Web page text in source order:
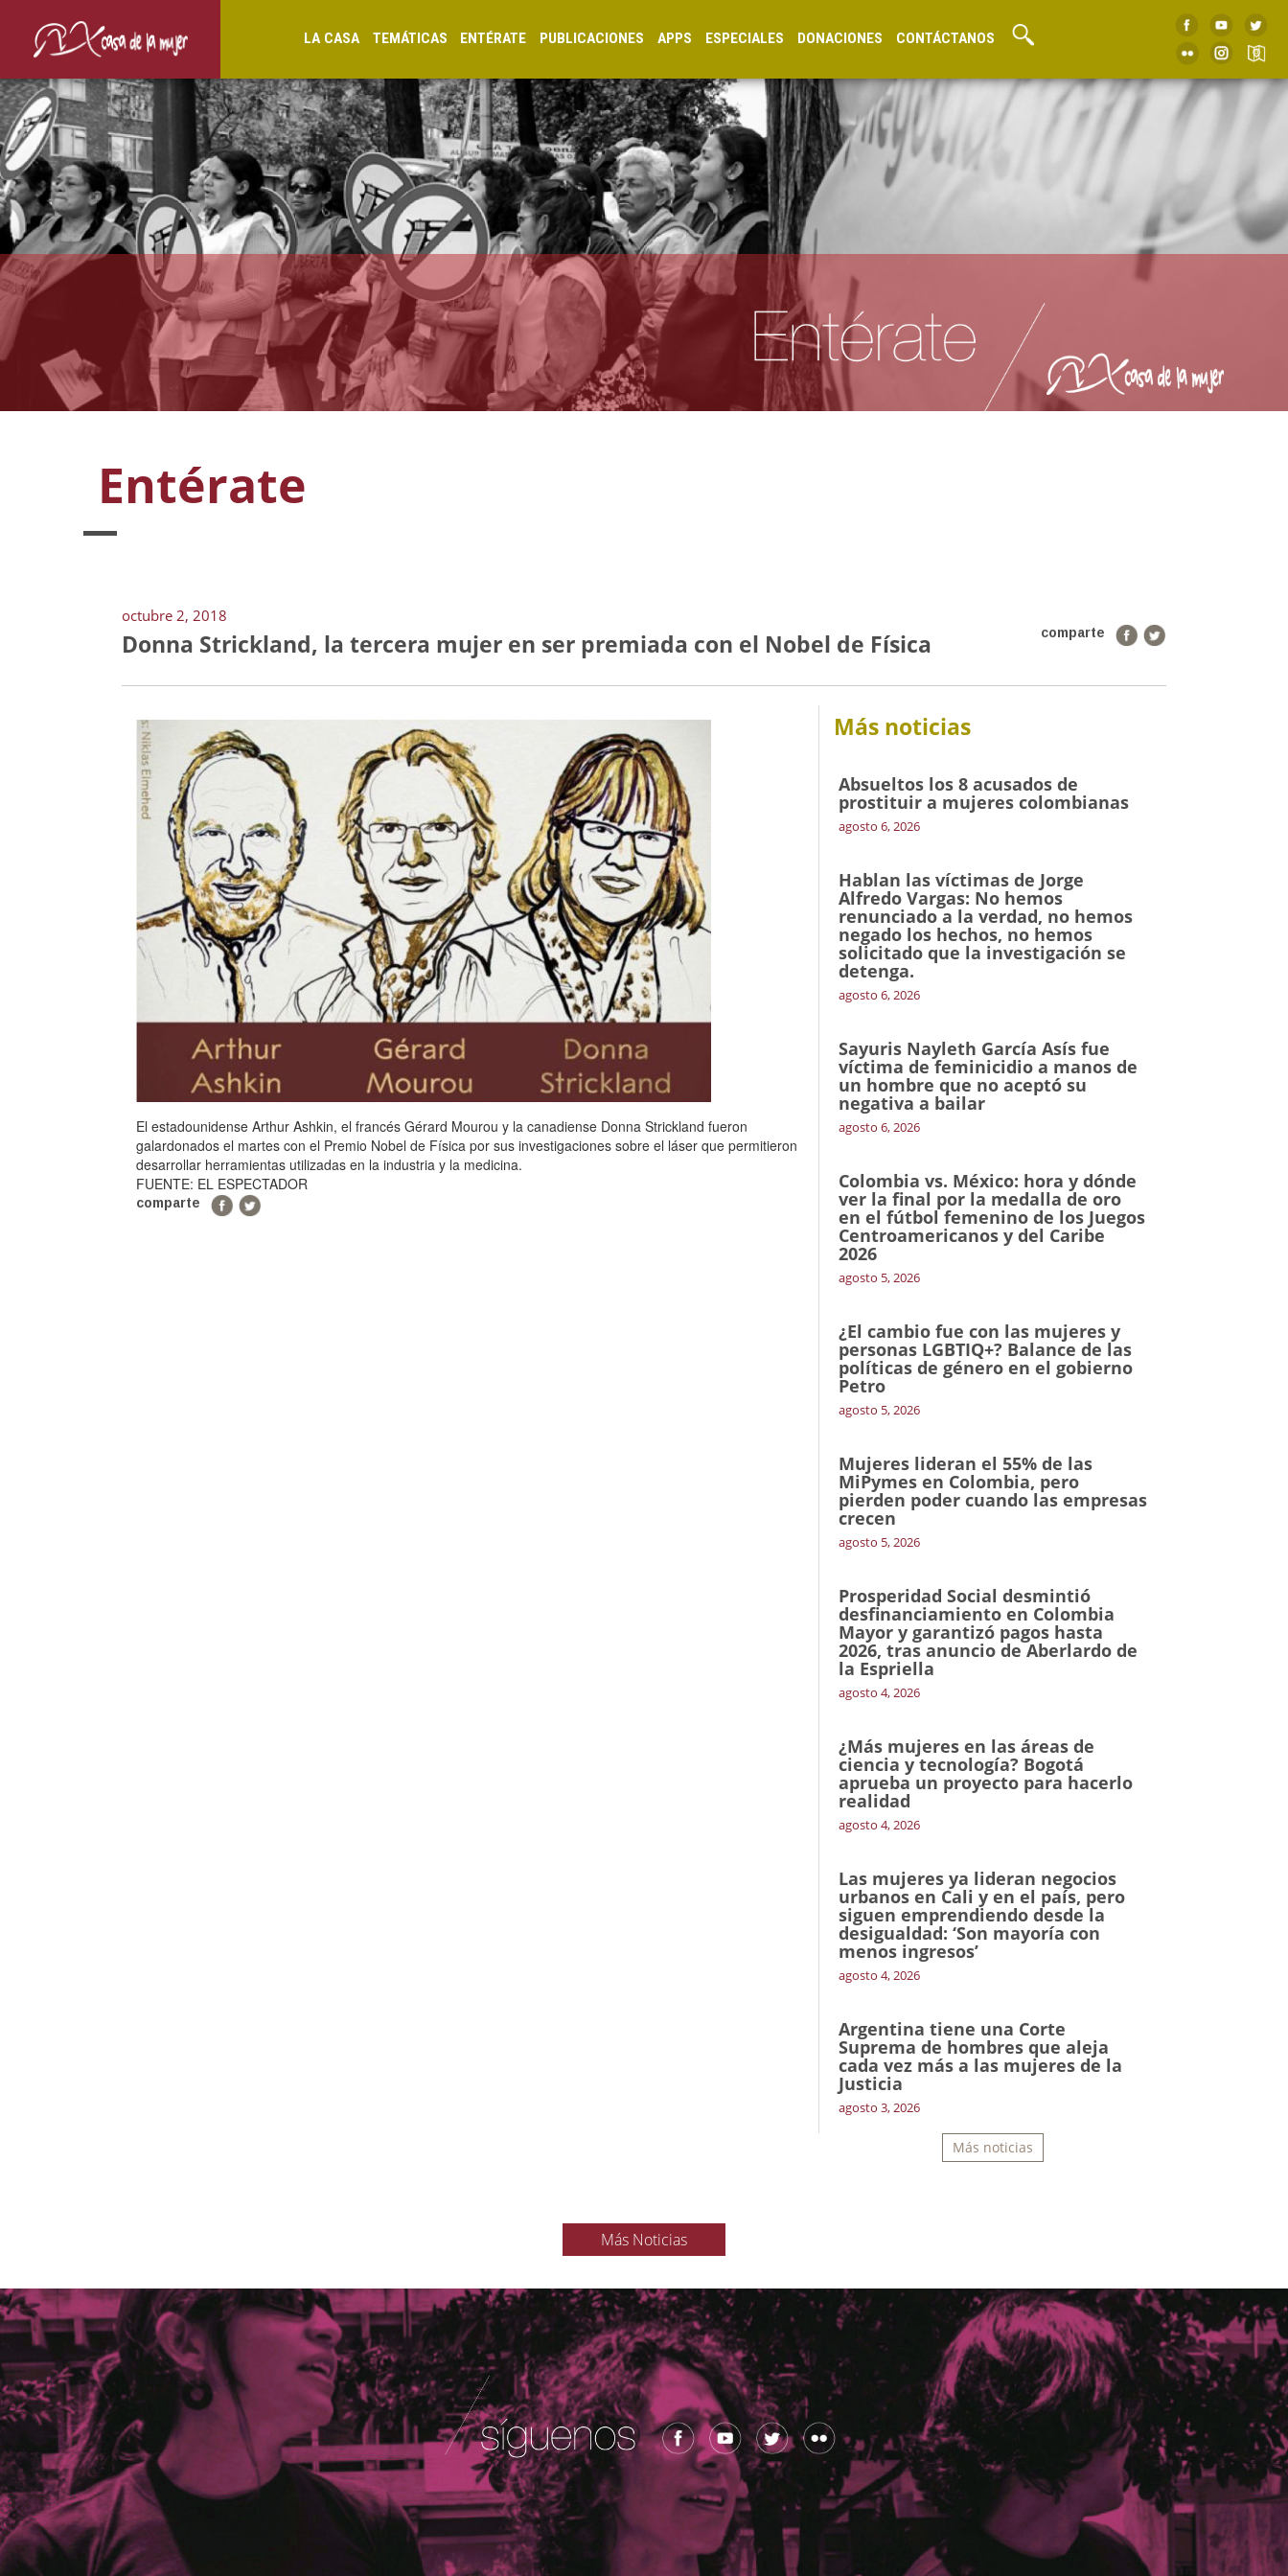
LA CASA TEMÁTICAS ENTÉRATE PUBLICACIONES APPS ESPECIALES DONACIONES CONTÁCTANOS
Entérate
octubre 2, 2018
comparte
Donna Strickland, la tercera mujer en ser premiada con el Nobel de Física
El estadounidense Arthur Ashkin, el francés Gérard Mourou y la canadiense Donna Strickland fueron
galardonados el martes con el Premio Nobel de Física por sus investigaciones sobre el láser que permitieron
desarrollar herramientas utilizadas en la industria y la medicina.
FUENTE: EL ESPECTADOR
comparte
Más noticias
Absueltos los 8 acusados de
prostituir a mujeres colombianas
agosto 6, 2026
Hablan las víctimas de Jorge
Alfredo Vargas: No hemos
renunciado a la verdad, no hemos
negado los hechos, no hemos
solicitado que la investigación se
detenga.
agosto 6, 2026
Sayuris Nayleth García Asís fue
víctima de feminicidio a manos de
un hombre que no aceptó su
negativa a bailar
agosto 6, 2026
Colombia vs. México: hora y dónde
ver la final por la medalla de oro
en el fútbol femenino de los Juegos
Centroamericanos y del Caribe
2026
agosto 5, 2026
¿El cambio fue con las mujeres y
personas LGBTIQ+? Balance de las
políticas de género en el gobierno
Petro
agosto 5, 2026
Mujeres lideran el 55% de las
MiPymes en Colombia, pero
pierden poder cuando las empresas
crecen
agosto 5, 2026
Prosperidad Social desmintió
desfinanciamiento en Colombia
Mayor y garantizó pagos hasta
2026, tras anuncio de Aberlardo de
la Espriella
agosto 4, 2026
¿Más mujeres en las áreas de
ciencia y tecnología? Bogotá
aprueba un proyecto para hacerlo
realidad
agosto 4, 2026
Las mujeres ya lideran negocios
urbanos en Cali y en el país, pero
siguen emprendiendo desde la
desigualdad: ‘Son mayoría con
menos ingresos’
agosto 4, 2026
Argentina tiene una Corte
Suprema de hombres que aleja
cada vez más a las mujeres de la
Justicia
agosto 3, 2026
Más noticias
Más Noticias